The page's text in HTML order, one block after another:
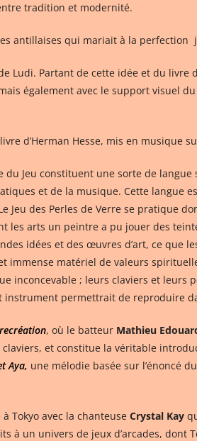
tradition et modernité.
antillaises qui mariait à la
Ludi. Partant de cette idée et du livre
également avec le support visuel
d’Herman Hesse, mis en musique
du Jeu constituent une sorte de
et de la musique. Cette langue
Jeu des Perles de Verre se pratique
les arts un peintre a pu jouer des
idées et des œuvres d’art, ce
matériel de valeurs
inconcevable ; leurs claviers et
permettrait de reproduire
, où le batteur Mathieu
et constitue la véritable
Aya, une mélodie basée sur l’énoncé
Tokyo avec la chanteuse Crystal Kay
à un univers de jeux d’arcades,